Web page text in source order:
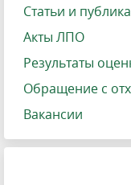
Статьи и
Акты ЛПО
Результаты
Обращение с
Вакансии